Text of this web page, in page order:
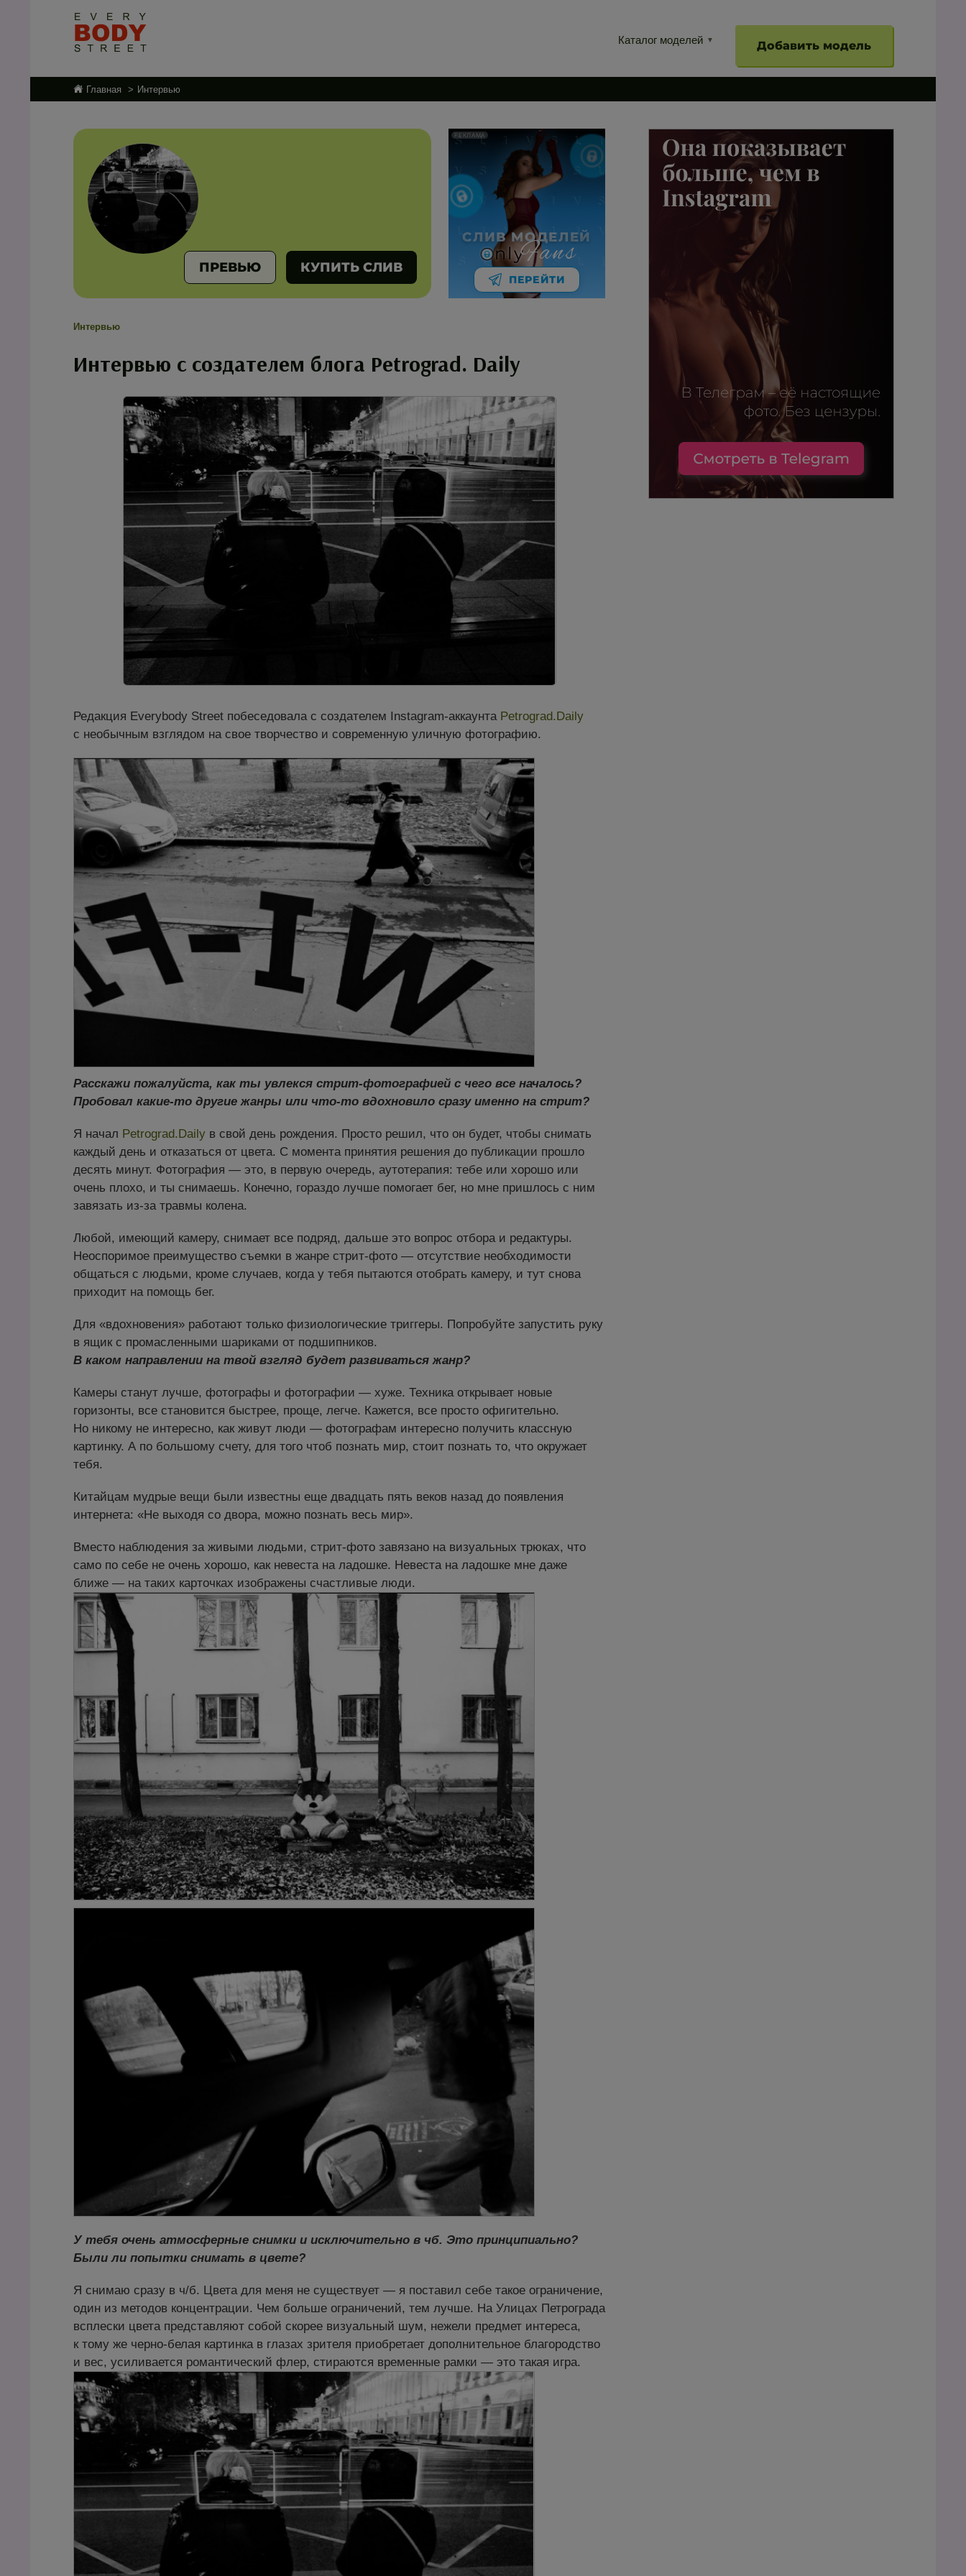
Каталог моделей Добавить модель
Главная Интервью
ПРЕВЬЮ КУПИТЬ СЛИВ
РЕКЛАМА
СЛИВ МОДЕЛЕЙ
nlyFans
ПЕРЕЙТИ
Интервью
Интервью с создателем блога Petrograd. Daily
Редакция Everybody Street побеседовала с создателем Instagram-аккаунта Petrograd.Daily
с необычным взглядом на свое творчество и современную уличную фотографию.
Расскажи пожалуйста, как ты увлекся стрит-фотографией с чего все началось?
Пробовал какие-то другие жанры или что-то вдохновило сразу именно на стрит?
Я начал Petrograd.Daily в свой день рождения. Просто решил, что он будет, чтобы снимать
каждый день и отказаться от цвета. С момента принятия решения до публикации прошло
десять минут. Фотография — это, в первую очередь, аутотерапия: тебе или хорошо или
очень плохо, и ты снимаешь. Конечно, гораздо лучше помогает бег, но мне пришлось с ним
завязать из-за травмы колена.
Любой, имеющий камеру, снимает все подряд, дальше это вопрос отбора и редактуры.
Неоспоримое преимущество съемки в жанре стрит-фото — отсутствие необходимости
общаться с людьми, кроме случаев, когда у тебя пытаются отобрать камеру, и тут снова
приходит на помощь бег.
Для «вдохновения» работают только физиологические триггеры. Попробуйте запустить руку
в ящик с промасленными шариками от подшипников.
В каком направлении на твой взгляд будет развиваться жанр?
Камеры станут лучше, фотографы и фотографии — хуже. Техника открывает новые
горизонты, все становится быстрее, проще, легче. Кажется, все просто офигительно.
Но никому не интересно, как живут люди — фотографам интересно получить классную
картинку. А по большому счету, для того чтоб познать мир, стоит познать то, что окружает
тебя.
Китайцам мудрые вещи были известны еще двадцать пять веков назад до появления
интернета: «Не выходя со двора, можно познать весь мир».
Вместо наблюдения за живыми людьми, стрит-фото завязано на визуальных трюках, что
само по себе не очень хорошо, как невеста на ладошке. Невеста на ладошке мне даже
ближе — на таких карточках изображены счастливые люди.
У тебя очень атмосферные снимки и исключительно в чб. Это принципиально?
Были ли попытки снимать в цвете?
Я снимаю сразу в ч/б. Цвета для меня не существует — я поставил себе такое ограничение,
один из методов концентрации. Чем больше ограничений, тем лучше. На Улицах Петрограда
всплески цвета представляют собой скорее визуальный шум, нежели предмет интереса,
к тому же черно-белая картинка в глазах зрителя приобретает дополнительное благородство
и вес, усиливается романтический флер, стираются временные рамки — это такая игра.